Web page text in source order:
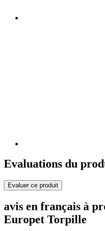
Evaluations du
Evaluer ce produit
avis en français à
Europet Torpille